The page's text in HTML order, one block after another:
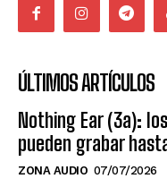
ÚLTIMOS ARTÍCULOS
Nothing Ear (3a):
pueden grabar
ZONA AUDIO 07/07/2026